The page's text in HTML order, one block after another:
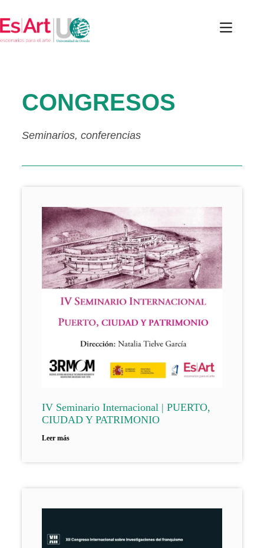
CONGRESOS
Seminarios, conferencias
IV Seminario Internacional | PUERTO,
CIUDAD Y PATRIMONIO
Leer más